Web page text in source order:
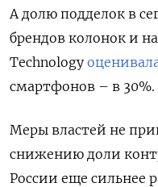
А долю подделок в
брендов колонок и
Technology
смартфонов – в 30%.
Меры властей не
снижению доли
России еще сильнее